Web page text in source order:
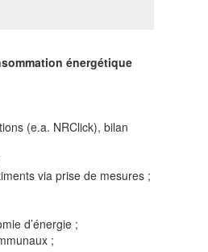
énergétique
(e.a. NRClick), bilan
via prise de mesures ;
d’énergie ;
;